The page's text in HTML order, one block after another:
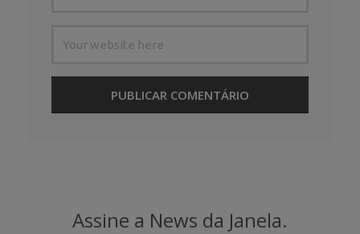
Assine a News da Janela.